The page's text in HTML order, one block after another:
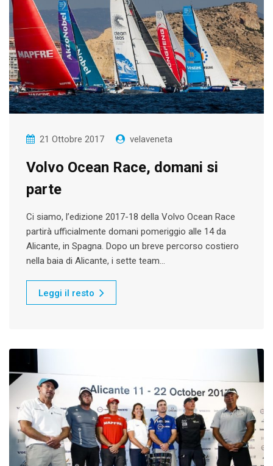
21 Ottobre 2017 velaveneta
Volvo Ocean Race, domani si
parte
Ci siamo, l’edizione 2017-18 della Volvo Ocean Race
partirà ufficialmente domani pomeriggio alle 14 da
Alicante, in Spagna. Dopo un breve percorso costiero
nella baia di Alicante, i sette team…
Leggi il resto